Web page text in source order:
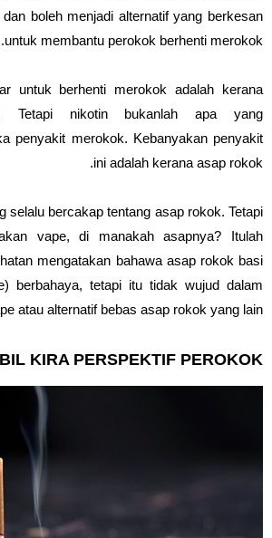
boleh menjadi alternatif yang berkesan
untuk membantu perokok berhenti merokok.
untuk berhenti merokok adalah kerana
Tetapi nikotin bukanlah apa yang
penyakit merokok. Kebanyakan penyakit
ini adalah kerana asap rokok.
selalu bercakap tentang asap rokok. Tetapi
vape, di manakah asapnya? Itulah
mengatakan bahawa asap rokok basi
berbahaya, tetapi itu tidak wujud dalam
atau alternatif bebas asap rokok yang lain.
KIRA PERSPEKTIF PEROKOK